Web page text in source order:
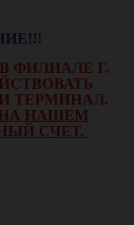
ФИЛИАЛЕ Г.
ТЕРМИНАЛ.
НАШЕМ
СЧЕТ.